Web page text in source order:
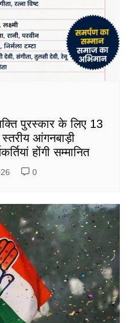
पुरस्कार के लिए 13
आंगनबाड़ी
होंगी सम्मानित
0